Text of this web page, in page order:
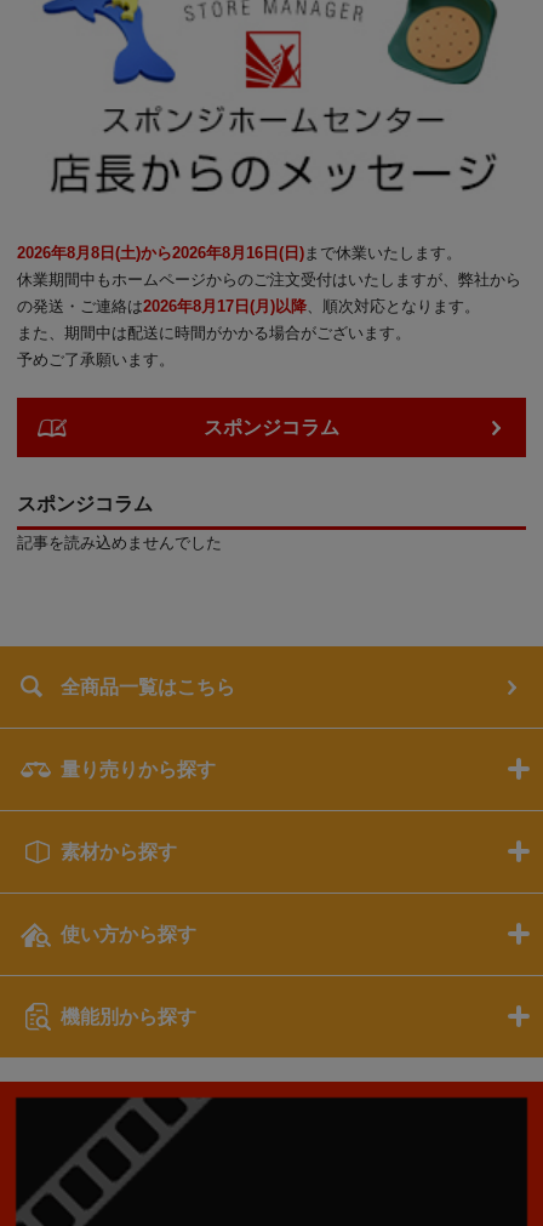
2026年8月8日(土)から2026年8月16日(日) まで休業いたします。
休業期間中もホームページからのご注文受付はいたしますが、弊社から
の発送・ご連絡は2026年8月17日(月)以降 、順次対応となります。
また、期間中は配送に時間がかかる場合がございます。
予めご了承願います。
スポンジコラム
スポンジコラム
記事を読み込めませんでした
全商品一覧はこちら
量り売りから探す
素材から探す
使い方から探す
機能別から探す